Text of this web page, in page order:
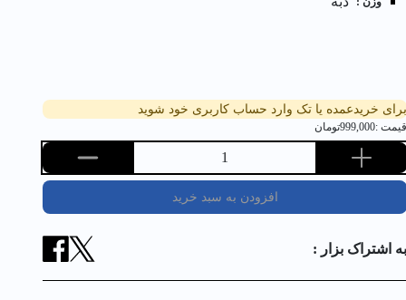
برای خریدعمده یا تک وارد حساب کاربری خود شوید
قیمت :999,000تومان
1
افزودن به سبد خرید
به اشتراک بزار :